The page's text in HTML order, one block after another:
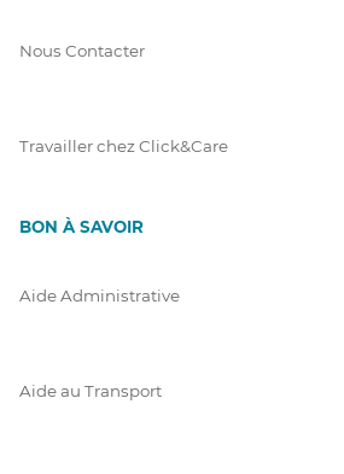
Nous Contacter
Travailler chez Click&Care
BON À SAVOIR
Aide Administrative
Aide au Transport